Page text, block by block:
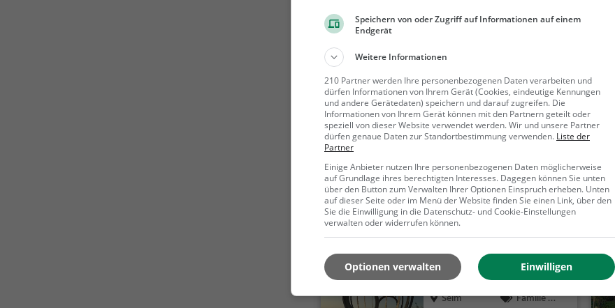
Ähnliche Aktivitäten wieSchloßpark
Stadtrallye
für Kinder, Geburtstage,
Schulklassen & Familien
Münster
Action &
Abenteuer, F
er, Touren
Adelssitz in Nordkirchen
Nordkirch
en
Familie &
nswürdigkeit
Auenpark Selm
Park in Selm (Beifang)
Selm
Familie &
Speichern von oder Zugriff auf Informationen auf einem
Endgerät
Weitere Informationen
210 Partner werden Ihre personenbezogenen Daten verarbeiten und
dürfen Informationen von Ihrem Gerät (Cookies, eindeutige Kennungen
und andere Gerätedaten) speichern und darauf zugreifen. Die
Informationen von Ihrem Gerät können mit den Partnern geteilt oder
speziell von dieser Website verwendet werden. Wir und unsere Partner
dürfen genaue Daten zur Standortbestimmung verwenden. Liste der
Partner
Einige Anbieter nutzen Ihre personenbezogenen Daten möglicherweise
auf Grundlage ihres berechtigten Interesses. Dagegen können Sie unten
über den Button zum Verwalten Ihrer Optionen Einspruch erheben. Unten
auf dieser Seite oder im Menü der Website finden Sie einen Link, über den
Sie die Einwilligung in die Datenschutz- und Cookie-Einstellungen
verwalten oder widerrufen können.
Einwilligen
Optionen verwalten